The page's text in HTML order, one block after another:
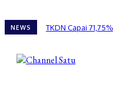
NEWS TKDN Capai